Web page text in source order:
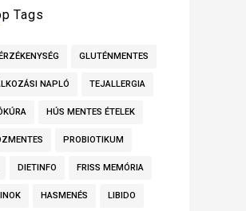
Tags
GLUTÉNMENTES
NAPLÓ TEJALLERGIA
HÚS MENTES ÉTELEK
PROBIOTIKUM
DIETINFO FRISS MEMÓRIA
HASMENÉS LIBIDO